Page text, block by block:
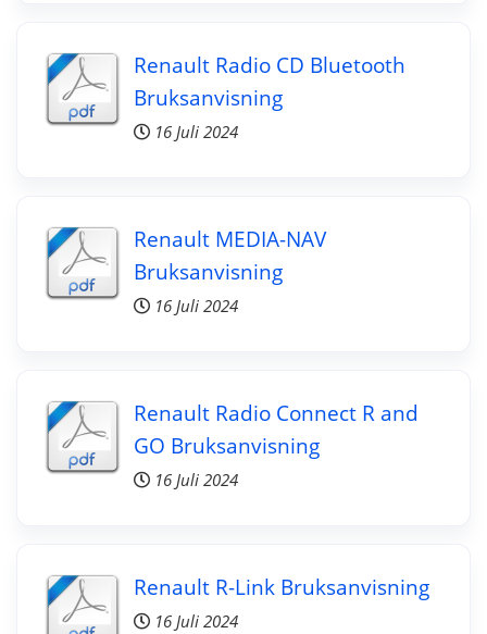
Renault Radio CD Bluetooth
Bruksanvisning
16 Juli 2024
Renault MEDIA-NAV
Bruksanvisning
16 Juli 2024
Renault Radio Connect R and
GO Bruksanvisning
16 Juli 2024
Renault R-Link Bruksanvisning
16 Juli 2024